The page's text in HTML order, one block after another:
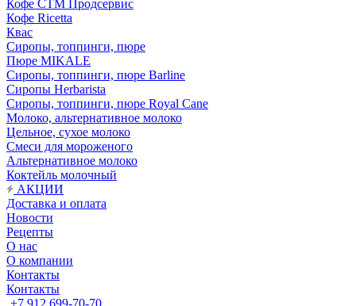
Кофе СТМ Продсервис
Кофе Ricetta
Квас
Сиропы, топпинги, пюре
Пюре MIKALE
Сиропы, топпинги, пюре Barline
Сиропы Herbarista
Сиропы, топпинги, пюре Royal Cane
Молоко, альтернативное молоко
Цельное, сухое молоко
Смеси для мороженого
Альтернативное молоко
Коктейль молочный
АКЦИИ
Доставка и оплата
Новости
Рецепты
О нас
О компании
Контакты
Контакты
+7 912 699-70-70